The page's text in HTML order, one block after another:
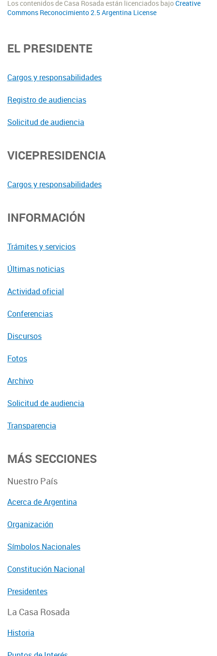
Los contenidos de Casa Rosada están licenciados bajoCreative
Commons Reconocimiento 2.5 Argentina License
EL PRESIDENTE
Cargos y responsabilidades
Registro de audiencias
Solicitud de audiencia
VICEPRESIDENCIA
Cargos y responsabilidades
INFORMACIÓN
Trámites y servicios
Últimas noticias
Actividad oficial
Conferencias
Discursos
Fotos
Archivo
Solicitud de audiencia
Transparencia
MÁS SECCIONES
Nuestro País
Acerca de Argentina
Organización
Símbolos Nacionales
Constitución Nacional
Presidentes
La Casa Rosada
Historia